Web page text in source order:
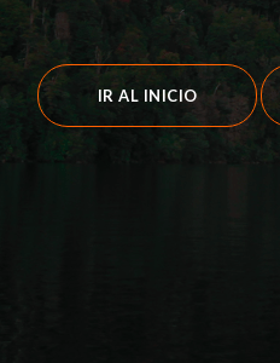
IR AL INICIO